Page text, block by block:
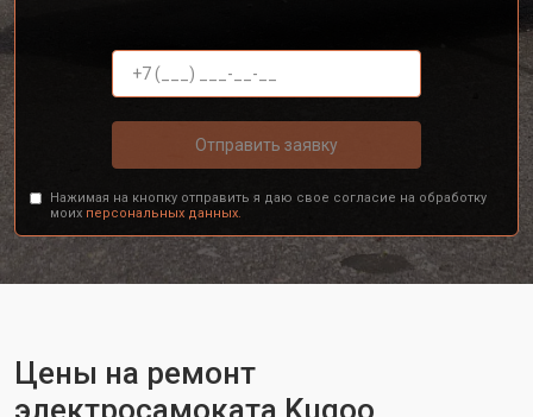
Отправить заявку
Нажимая на кнопку отправить я даю свое согласие на обработку
моих персональных данных.
Цены на ремонт
электросамоката Kugoo